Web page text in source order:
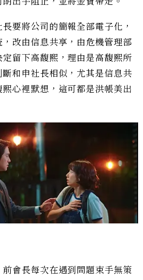
要將公司的簡報全部電子化，
改由信息共享，由危機管理部
留下高馥熙，理由是高馥熙所
和申社長相似，尤其是信息共
心裡默想，這可都是洪帳美出
會長每次在遇到問題束手無策